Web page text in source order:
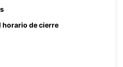
horario de cierre